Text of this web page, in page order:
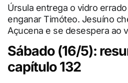
Úrsula entrega o vidro
enganar Timóteo. Jesuíno
Açucena e se desespera ao
Sábado (16/5):
capítulo 132